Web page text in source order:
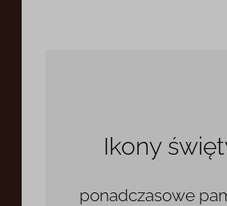
Ikony
ponadczasowe